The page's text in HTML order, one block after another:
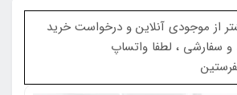
از موجودی آنلاین و درخواست خرید
و سفارشی ، لطفا واتساپ